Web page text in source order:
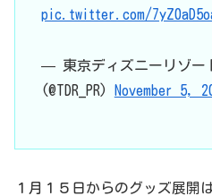
pic.twitter.com/
— 東京ディズニーリゾー
(@TDR_PR)
November 5,
１月１５日からのグッズ展開